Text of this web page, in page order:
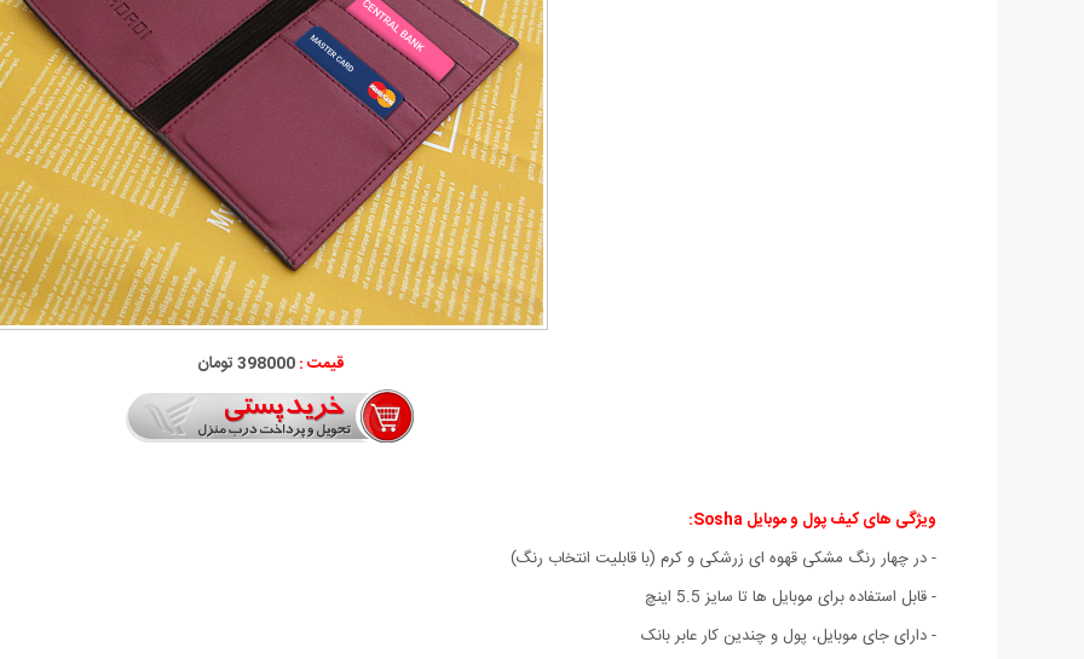
قیمت :398000 تومان
ویژگی های کیف پول و موبایل Sosha:
- در چهار رنگ مشکی قهوه ای زرشکی و کرم (با قابلیت انتخاب رنگ)
- قابل استفاده برای موبایل ها تا سایز 5.5 اینچ
- دارای جای موبایل، پول و چندین کار عابر بانک